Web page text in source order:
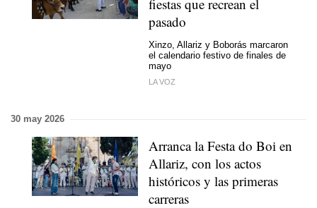
fiestas que recrean el
pasado
Xinzo, Allariz y Boborás marcaron
el calendario festivo de finales de
mayo
LA VOZ
30 may 2026
Arranca la Festa do Boi en
Allariz, con los actos
históricos y las primeras
carreras